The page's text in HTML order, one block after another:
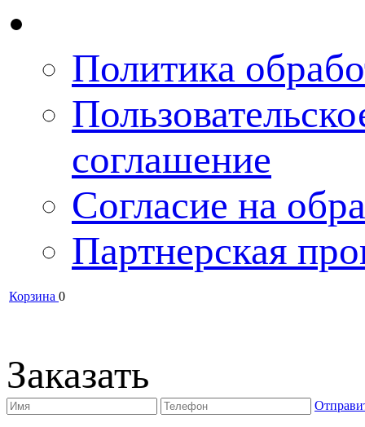
Политика
соглашение
Согласие на
Партнерская
Корзина 0
Заказать